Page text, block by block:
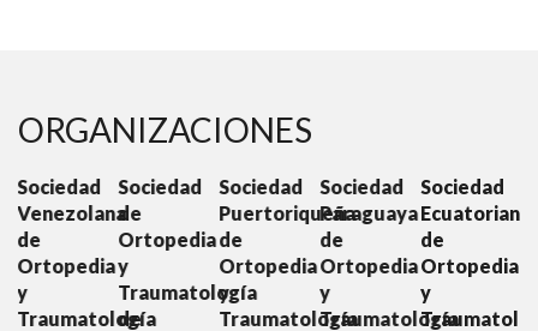
ORGANIZACIONES
Sociedad
de
Ortopedia
y
Traumatología
de
Sociedad
Puertoriqueña
de
Ortopedia
y
Traumatología
Sociedad
Paraguaya
de
Ortopedia
y
Traumatología
Sociedad
Ecuatoriana
de
Ortopedia
Traumatología
Sociedad
de
Ortopedia